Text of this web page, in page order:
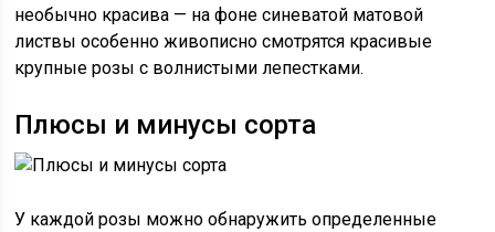
необычно красива — на фоне синеватой матовой
листвы особенно живописно смотрятся красивые
крупные розы с волнистыми лепестками.
Плюсы и минусы сорта
У каждой розы можно обнаружить определенные